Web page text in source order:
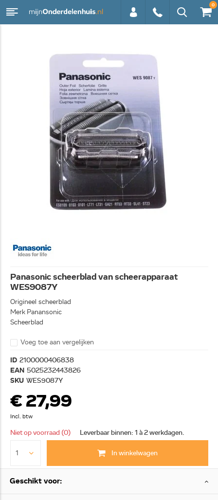
0
Panasonic scheerblad van scheerapparaat
WES9087Y
Origineel scheerblad
Merk Panansonic
Scheerblad
Voeg toe aan vergelijken
ID 2100000406838
EAN 5025232443826
SKU WES9087Y
€ 27,99
Incl. btw
Niet op voorraad (0) Leverbaar binnen: 1 à 2 werkdagen.
In winkelwagen
Geschikt voor: